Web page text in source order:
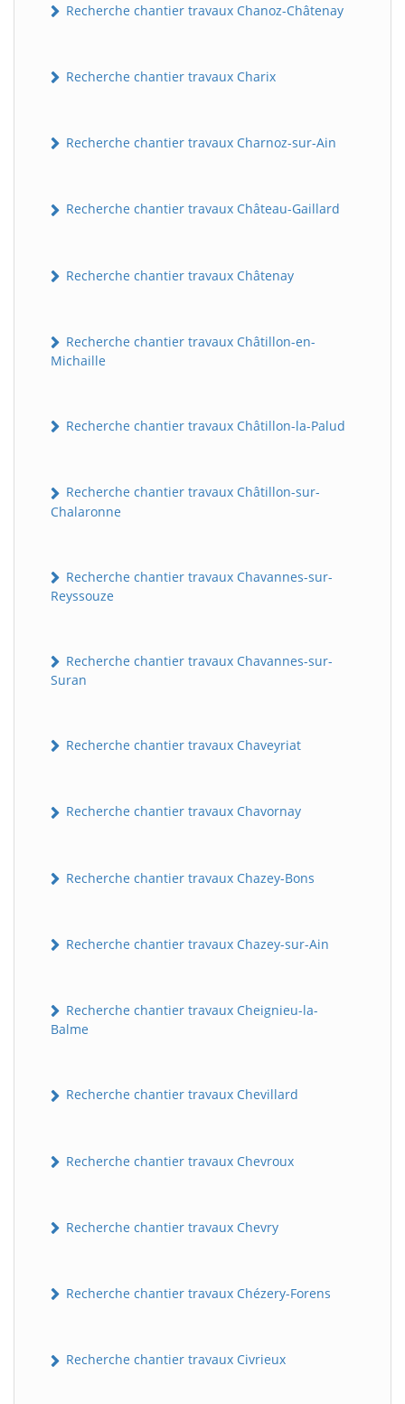
Recherche chantier travaux Chanoz-Châtenay
Recherche chantier travaux Charix
Recherche chantier travaux Charnoz-sur-Ain
Recherche chantier travaux Château-Gaillard
Recherche chantier travaux Châtenay
Recherche chantier travaux Châtillon-en-
Michaille
Recherche chantier travaux Châtillon-la-Palud
Recherche chantier travaux Châtillon-sur-
Chalaronne
Recherche chantier travaux Chavannes-sur-
Reyssouze
Recherche chantier travaux Chavannes-sur-
Suran
Recherche chantier travaux Chaveyriat
Recherche chantier travaux Chavornay
Recherche chantier travaux Chazey-Bons
Recherche chantier travaux Chazey-sur-Ain
Recherche chantier travaux Cheignieu-la-
Balme
Recherche chantier travaux Chevillard
Recherche chantier travaux Chevroux
Recherche chantier travaux Chevry
Recherche chantier travaux Chézery-Forens
Recherche chantier travaux Civrieux
B Assistant en ligne